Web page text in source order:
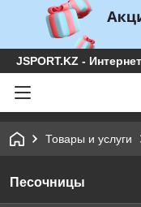
JSPORT.KZ -
Товары и услуги
Песочницы